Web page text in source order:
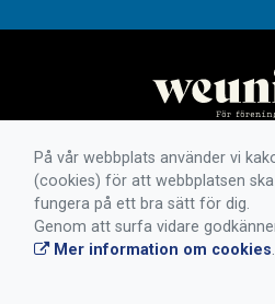
På vår webbplats använder vi
(cookies) för att webbplatsen ska
fungera på ett bra sätt för dig.
Genom att surfa vidare
Mer information om cookies.